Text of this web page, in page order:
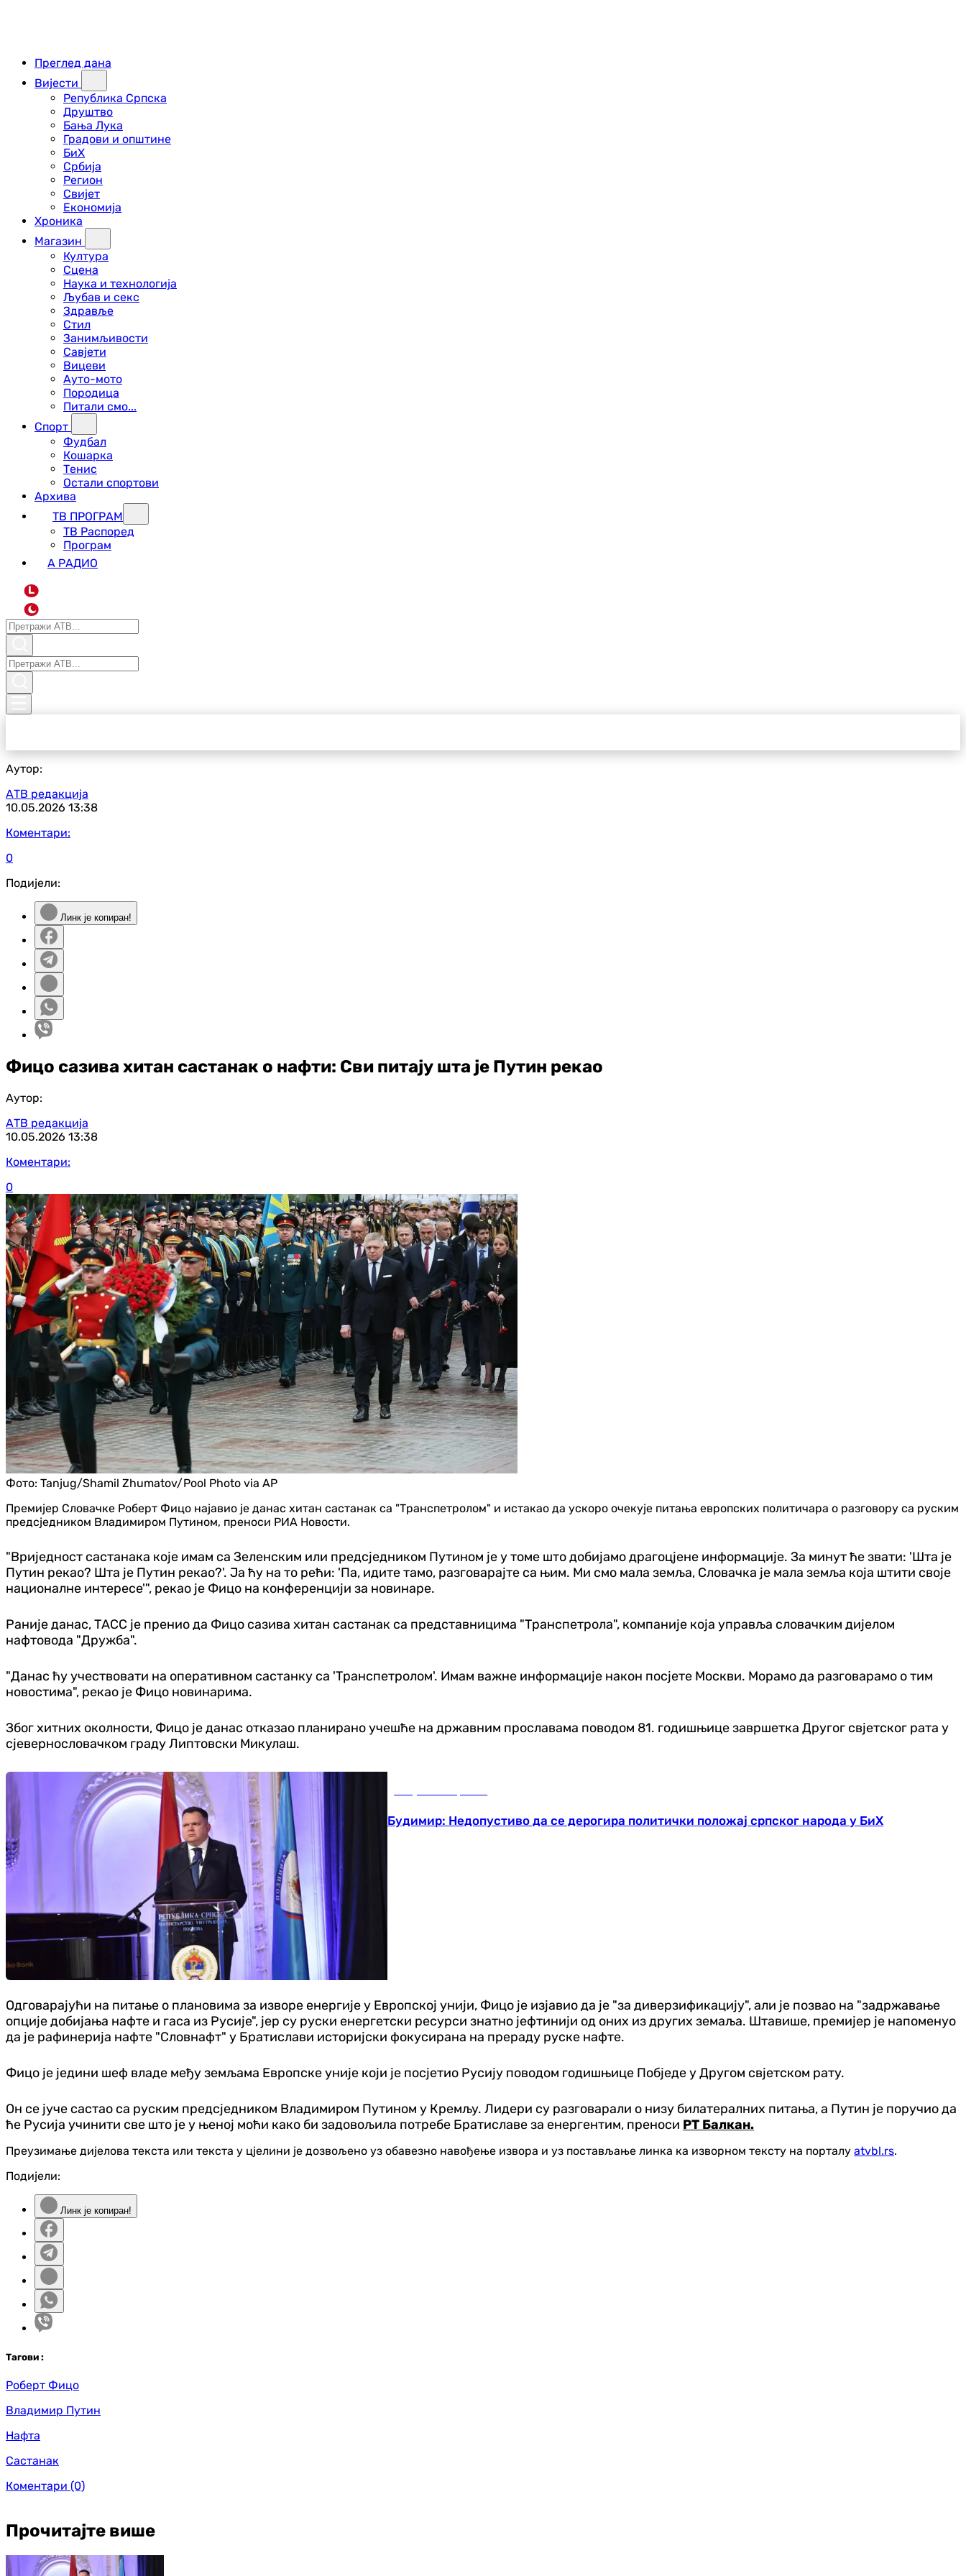
Преглед дана
Вијести
Република Српска
Друштво
Бања Лука
Градови и општине
БиХ
Србија
Регион
Свијет
Економија
Хроника
Магазин
Култура
Сцена
Наука и технологија
Љубав и секс
Здравље
Стил
Занимљивости
Савјети
Вицеви
Ауто-мото
Породица
Питали смо...
Спорт
Фудбал
Кошарка
Тенис
Остали спортови
Архива
ТВ ПРОГРАМ
ТВ Распоред
Програм
А РАДИО
L
Аутор:
АТВ редакција
10.05.2026 13:38
Коментари:
0
Подијели:
Линк је копиран!
Фицо сазива хитан састанак о нафти: Сви питају шта је Путин рекао
Аутор:
АТВ редакција
10.05.2026 13:38
Коментари:
0
Фото: Tanjug/Shamil Zhumatov/Pool Photo via AP
Премијер Словачке Роберт Фицо најавио је данас хитан састанак са "Транспетролом" и истакао да ускоро очекује питања европских политичара о разговору са руским
предсједником Владимиром Путином, преноси РИА Новости.
"Вриједност састанака које имам са Зеленским или предсједником Путином је у томе што добијамо драгоцјене информације. За минут ће звати: 'Шта је
Путин рекао? Шта је Путин рекао?'. Ја ћу на то рећи: 'Па, идите тамо, разговарајте са њим. Ми смо мала земља, Словачка је мала земља која штити своје
националне интересе'", рекао је Фицо на конференцији за новинаре.
Раније данас, ТАСС је пренио да Фицо сазива хитан састанак са представницима "Транспетрола", компаније која управља словачким дијелом
нафтовода "Дружба".
"Данас ћу учествовати на оперативном састанку са 'Транспетролом'. Имам важне информације након посјете Москви. Морамо да разговарамо о тим
новостима", рекао је Фицо новинарима.
Због хитних околности, Фицо је данас отказао планирано учешће на државним прославама поводом 81. годишњице завршетка Другог свјетског рата у
сјевернословачком граду Липтовски Микулаш.
Будимир: Недопустиво да се дерогира политички положај српског народа у БиХ
Одговарајући на питање о плановима за изворе енергије у Европској унији, Фицо је изјавио да је "за диверзификацију", али је позвао на "задржавање
опције добијања нафте и гаса из Русије", јер су руски енергетски ресурси знатно јефтинији од оних из других земаља. Штавише, премијер је напоменуо
да је рафинерија нафте "Словнафт" у Братислави историјски фокусирана на прераду руске нафте.
Фицо је једини шеф владе међу земљама Европске уније који је посјетио Русију поводом годишњице Побједе у Другом свјетском рату.
Он се јуче састао са руским предсједником Владимиром Путином у Кремљу. Лидери су разговарали о низу билатералних питања, а Путин је поручио да
ће Русија учинити све што је у њеној моћи како би задовољила потребе Братиславе за енергентим, преноси РТ Балкан.
Преузимање дијелова текста или текста у цјелини је дозвољено уз обавезно навођење извора и уз постављање линка ка изворном тексту на порталу atvbl.rs.
Подијели:
Линк је копиран!
Тагови :
Роберт Фицо
Владимир Путин
Нафта
Састанак
Коментари (0)
Прочитајте више